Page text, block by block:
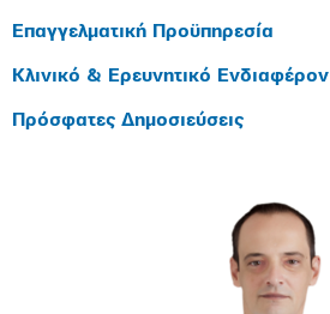
Επαγγελματική Προϋπηρεσία
Κλινικό & Ερευνητικό Ενδιαφέρον
Πρόσφατες Δημοσιεύσεις